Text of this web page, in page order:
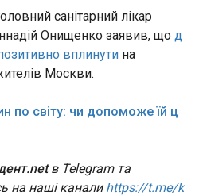
Чехії Петр Павел ,
Свобода. «Ми
про витрати на
про ситуацію в
країнах-членах ЄС і
Україну», –
протоку після
та газові танкери
в одному з
коридорів світу. Про
санітарний лікар
Онищенко заявив, щод
вплинути на
Москви.
по світу: чи допоможе їй ц
в Telegram та
на наші канали https://t.me/k